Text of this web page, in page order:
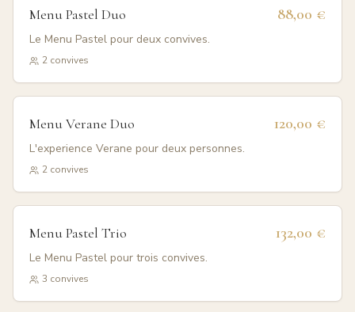
Menu Pastel Duo 88,00 €
Le Menu Pastel pour deux convives.
2 convives
Menu Verane Duo 120,00 €
L'experience Verane pour deux personnes.
2 convives
Menu Pastel Trio 132,00 €
Le Menu Pastel pour trois convives.
3 convives